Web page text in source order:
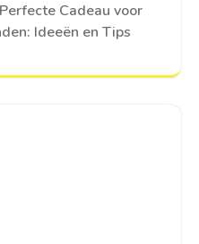
Cadeau voor
Ideeën en Tips